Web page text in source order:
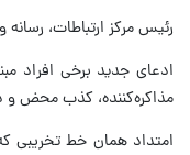
رئیس مرکز ارتباطات،
ادعای جدید برخی افراد
مذاکره‌کننده، کذب محض
امتداد همان خط تخریبی